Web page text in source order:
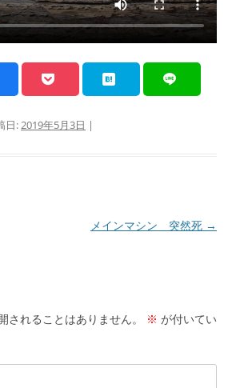
日:2019年5月3日 |
メインマシン 突然死 →
されることはありません。 ※ が付いてい